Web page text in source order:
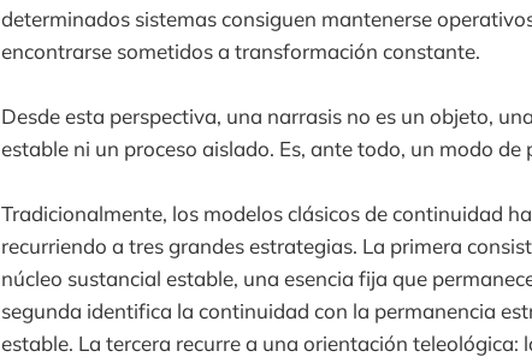
determinados sistemas consiguen mantenerse
encontrarse sometidos a transformación constante.
Desde esta perspectiva, una narrasis no es un objeto,
estable ni un proceso aislado. Es, ante todo, un modo de
Tradicionalmente, los modelos clásicos de continuidad
recurriendo a tres grandes estrategias. La primera
núcleo sustancial estable, una esencia fija que
segunda identifica la continuidad con la permanencia
estable. La tercera recurre a una orientación teleológica: